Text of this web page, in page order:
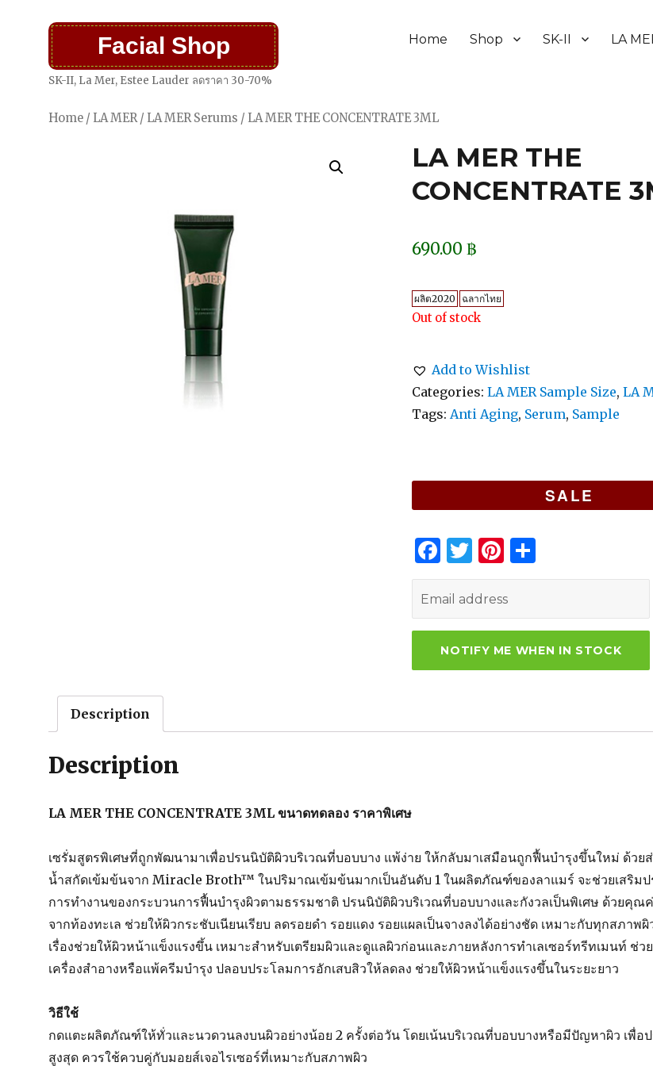
Facial Shop
SK-II, La Mer, Estee Lauder ลดราคา 30-70%
Home Shop SK-II LA
Home / LA MER/ LA MER Serums / LA MER THE CONCENTRATE 3ML
LA MER THE
CONCENTRATE
690.00฿
ผลิต2020 ฉลากไทย
Out of stock
Add to Wishlist
Categories:LA MER Sample Size,LA
Tags: Anti Aging, Serum, Sample
SALE
F
a
c
e
b
o
k
T
w
it
te
r
Pi
n
te
re
st
h
e
Description
Description
LA MER THE CONCENTRATE 3ML ขนาดทดลอง ราคาพิเศษ
เซรั่มสูตรพิเศษที่ถูกพัฒนามาเพื่อปรนนิบัติผิวบริเวณที่บอบบาง แพ้ง่าย ให้กลับมาเสมือนถูกฟื้นบำรุงขึ้นใหม่ ด้วย
น้ำสกัดเข้มข้นจาก Miracle Broth™ ในปริมาณเข้มข้นมากเป็นอันดับ 1 ในผลิตภัณฑ์ของลาแมร์ จะช่วยเสริม
การทำงานของกระบวนการฟื้นบำรุงผิวตามธรรมชาติ ปรนนิบัติผิวบริเวณที่บอบบางและกังวลเป็นพิเศษ ด้วยคุณ
จากท้องทะเล ช่วยให้ผิวกระชับเนียนเรียบ ลดรอยดำ รอยแดง รอยแผลเป็นจางลงได้อย่างชัด เหมาะกับทุกสภาพผิ
เรื่องช่วยให้ผิวหน้าแข็งแรงขึ้น เหมาะสำหรับเตรียมผิวและดูแลผิวก่อนและภายหลังการทำเลเซอร์ทรีทเมนท์ ช่ว
เครื่องสำอางหรือแพ้ครีมบำรุง ปลอบประโลมการอักเสบสิวให้ลดลง ช่วยให้ผิวหน้าแข็งแรงขึ้นในระยะยาว
วิธีใช้
กดแตะผลิตภัณฑ์ให้ทั่วและนวดวนลงบนผิวอย่างน้อย 2 ครั้งต่อวัน โดยเน้นบริเวณที่บอบบางหรือมีปัญหาผิว เพื่อ
สูงสุด ควรใช้ควบคู่กับมอยส์เจอไรเซอร์ที่เหมาะกับสภาพผิว